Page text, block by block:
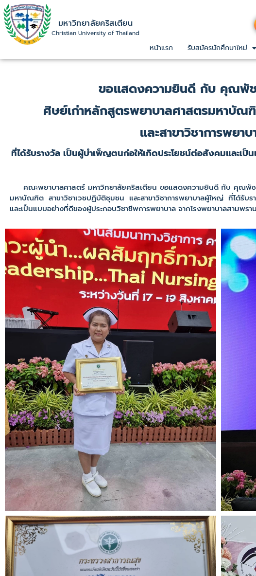
มหาวิทยาลัยคริสเตียน
Christian University of Thailand
หน้าแรก รับสมัครนักศึกษาใหม่
ขอแสดงความยินดี กับ คุณพั
ศิษย์เก่าหลักสูตรพยาบาลศาสตรมหาบัณ
และสาขาวิชาการพยา
ที่ได้รับรางวัล เป็นผู้บำเพ็ญตนก่อให้เกิดประโยชน์ต่อสังคมและเ
คณะพยาบาลศาสตร์ มหาวิทยาลัยคริสเตียน ขอแสดงความยินดี กับ คุณพั
มหาบัณฑิต สาขาวิชาเวชปฏิบัติชุมชน และสาขาวิชาการพยาบาลผู้ใหญ่ ที่ได้รับ
และเป็นแบบอย่างที่ดีของผู้ประกอบวิชาชีพการพยาบาล จากโรงพยาบาลสามพ